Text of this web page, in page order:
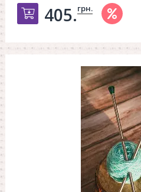
Добавить в
405.грн.